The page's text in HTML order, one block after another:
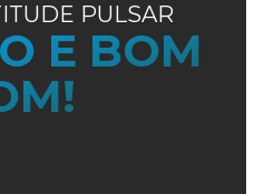
PULSAR
E BOM